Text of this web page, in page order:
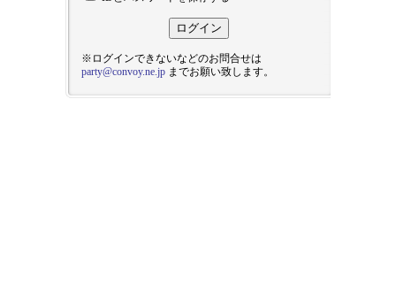
※ログインできないなどのお問合せは
party@convoy.ne.jp までお願い致します。